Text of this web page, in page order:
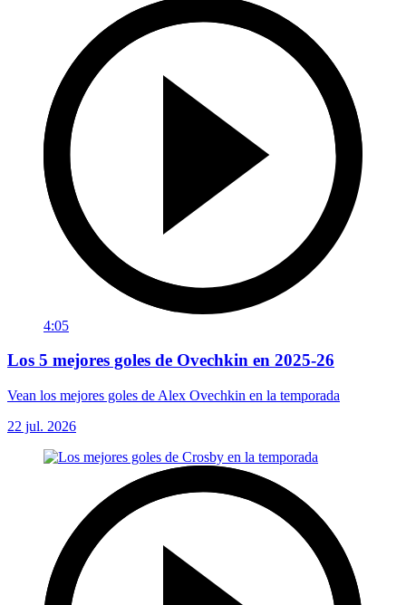
4:05
Los 5 mejores goles de Ovechkin en 2025-26
Vean los mejores goles de Alex Ovechkin en la temporada
22 jul. 2026